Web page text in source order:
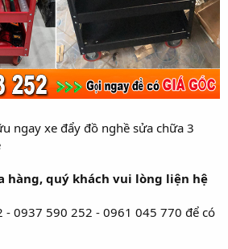
ngay xe đẩy đồ nghề sửa chữa 3
hàng, quý khách vui lòng liện hệ
- 0937 590 252 - 0961 045 770 để có